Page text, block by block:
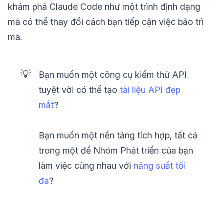
khám phá Claude Code như một trình định dạng
mã có thể thay đổi cách bạn tiếp cận việc bảo trì
mã.
💡
Bạn muốn một công cụ kiểm thử API
tuyệt vời có thể tạotài liệu API đẹp
mắt?
Bạn muốn một nền tảng tích hợp, tất cả
trong một để Nhóm Phát triển của bạn
làm việc cùng nhau với năng suất tối
đa?